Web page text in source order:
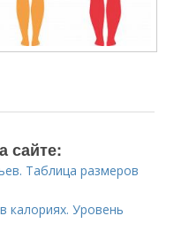
сайте:
Таблица размеров
калориях. Уровень